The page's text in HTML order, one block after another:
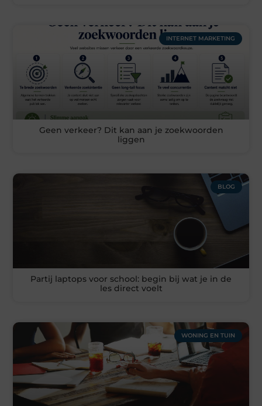
INTERNET MARKETING
Geen verkeer? Dit kan aan je zoekwoorden
liggen
BLOG
Partij laptops voor school: begin bij wat je in de
les direct voelt
WONING EN TUIN